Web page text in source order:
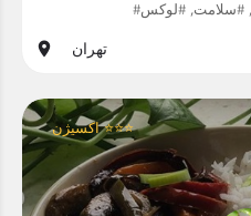
#سلامت, #لوکس
تهران
اکسیژن ⭐⭐⭐